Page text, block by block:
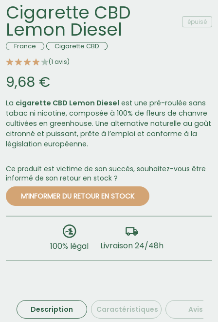
Cigarette CBD
Lemon Diesel épuisé
France Cigarette CBD
(1 avis)
9,68 €
La cigarette CBD Lemon Diesel est une pré-roulée sans
tabac ni nicotine, composée à 100% de fleurs de chanvre
cultivées en greenhouse. Une alternative naturelle au goût
citronné et puissant, prête à l’emploi et conforme à la
législation européenne.
Ce produit est victime de son succès, souhaitez-vous être
informé de son retour en stock ?
M’INFORMER DU RETOUR EN STOCK
100% légal Livraison 24/48h
Description Caractéristiques Avis (1)